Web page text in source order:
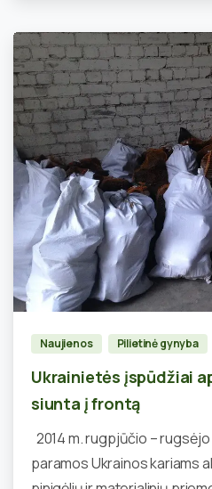
Naujienos Pilietinė gynyba
Ukrainietės įspūdžiai
siunta į frontą
2014 m. rugpjūčio –
paramos Ukrainos kariams